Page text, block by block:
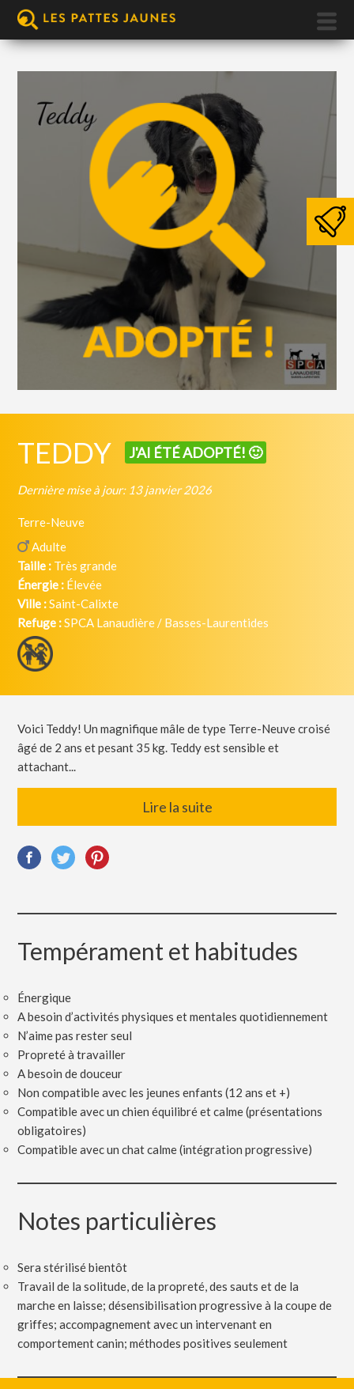
TEDDY J'AI ÉTÉ ADOPTÉ! 🙂
Dernière mise à jour: 13 janvier 2026
Terre-Neuve
Adulte
Taille : Très grande
Énergie : Élevée
Ville :Saint-Calixte
Refuge :SPCA Lanaudière / Basses-Laurentides
Voici Teddy! Un magnifique mâle de type Terre-Neuve croisé
âgé de 2 ans et pesant 35 kg. Teddy est sensible et
attachant...
Lire la suite
Tempérament et habitudes
Énergique
A besoin d’activités physiques et mentales quotidiennement
N’aime pas rester seul
Propreté à travailler
A besoin de douceur
Non compatible avec les jeunes enfants (12 ans et +)
Compatible avec un chien équilibré et calme (présentations
obligatoires)
Compatible avec un chat calme (intégration progressive)
Notes particulières
Sera stérilisé bientôt
Travail de la solitude, de la propreté, des sauts et de la
marche en laisse; désensibilisation progressive à la coupe de
griffes; accompagnement avec un intervenant en
comportement canin; méthodes positives seulement